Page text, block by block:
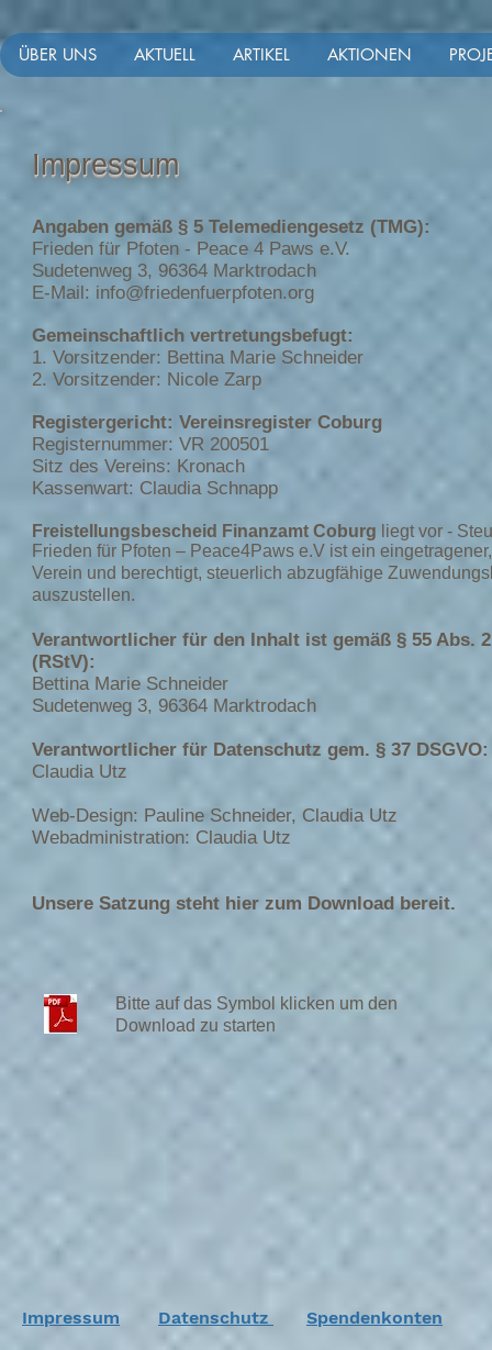
ÜBER UNS AKTUELL ARTIKEL AKTIONEN
Bitte auf das Symbol klicken um den
Download zu starten
Impressum
Angaben gemäß § 5 Telemediengesetz (TMG):
Frieden für Pfoten - Peace 4 Paws e.V.
Sudetenweg 3, 96364 Marktrodach
E-Mail: info@friedenfuerpfoten.org
Gemeinschaftlich vertretungsbefugt:
1. Vorsitzender: Bettina Marie Schneider
2. Vorsitzender: Nicole Zarp
Registergericht: Vereinsregister Coburg
Registernummer: VR 200501
Sitz des Vereins: Kronach
Kassenwart: Claudia Schnapp
Freistellungsbescheid Finanzamt Coburg liegt vor -
Frieden für Pfoten – Peace4Paws e.V ist ein
Verein und berechtigt, steuerlich abzugfähige
auszustellen.
Verantwortlicher für den Inhalt ist gemäß § 55 Abs.
(RStV):
Bettina Marie Schneider
Sudetenweg 3, 96364 Marktrodach
Verantwortlicher für Datenschutz gem. § 37 DSGVO:
Claudia Utz
Web-Design: Pauline Schneider, Claudia Utz
Webadministration: Claudia Utz
Unsere Satzung steht hier zum Download bereit.
Impressum Datenschutz Spendenkonten